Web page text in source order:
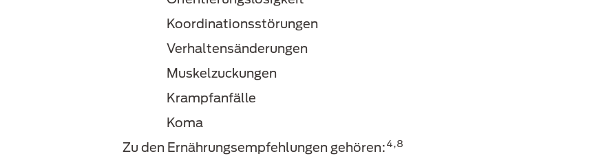
Koordinationsstörungen
Verhaltensänderungen
Muskelzuckungen
Krampfanfälle
Koma
Zu den Ernährungsempfehlungen gehören:4,8